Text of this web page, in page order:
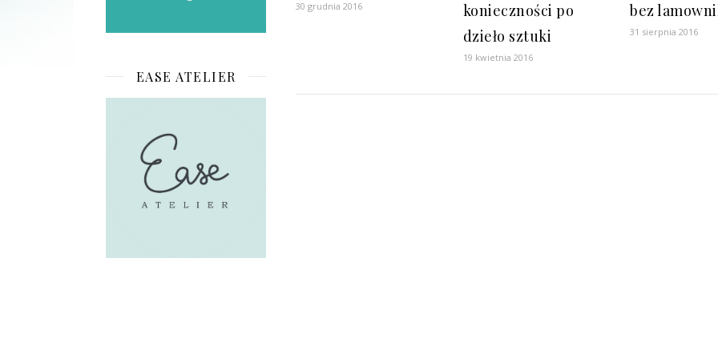
EASE ATELIER
30 grudnia 2016
konieczności po
dzieło sztuki
19 kwietnia 2016
bez
31 sierpnia 2016